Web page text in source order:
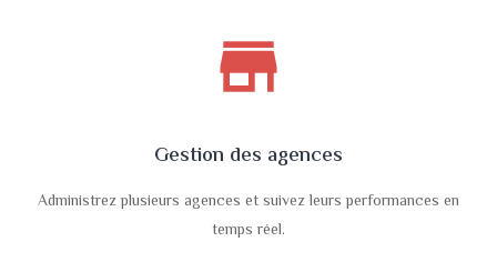
store
Gestion des agences
Administrez plusieurs agences et suivez leurs performances en
temps réel.